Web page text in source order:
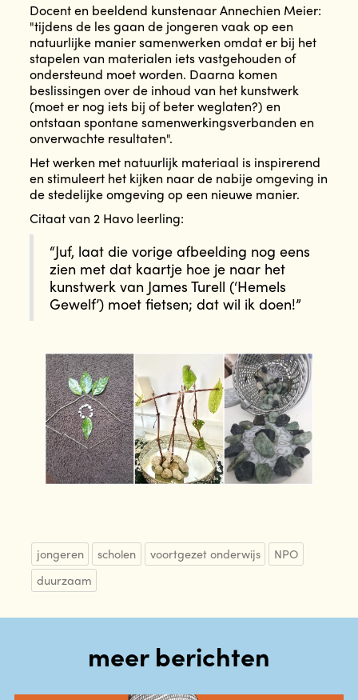
Docent en beeldend kunstenaar Annechien Meier:
"tijdens de les gaan de jongeren vaak op een
natuurlijke manier samenwerken omdat er bij het
stapelen van materialen iets vastgehouden of
ondersteund moet worden. Daarna komen
beslissingen over de inhoud van het kunstwerk
(moet er nog iets bij of beter weglaten?) en
ontstaan spontane samenwerkingsverbanden en
onverwachte resultaten".
Het werken met natuurlijk materiaal is inspirerend
en stimuleert het kijken naar de nabije omgeving in
de stedelijke omgeving op een nieuwe manier.
Citaat van 2 Havo leerling:
“Juf, laat die vorige afbeelding nog eens
zien met dat kaartje hoe je naar het
kunstwerk van James Turell (‘Hemels
Gewelf’) moet fietsen; dat wil ik doen!”
jongeren scholen voortgezet onderwijs
NPO
duurzaam
meer berichten